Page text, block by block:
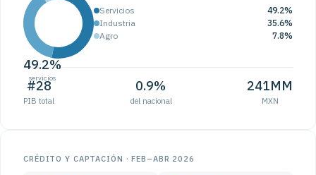
49.2%
servicios
Servicios
49.2%
Industria
35.6%
Agro
7.8%
#28
PIB total
0.9%
del nacional
241MM
MXN
CRÉDITO Y CAPTACIÓN · FEB–ABR 2026